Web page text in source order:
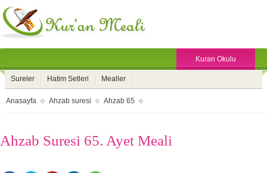
Kuran Okulu
Sureler Hatim Setleri Mealler
Anasayfa Ahzab suresi Ahzab 65
Ahzab Suresi 65. Ayet Meali